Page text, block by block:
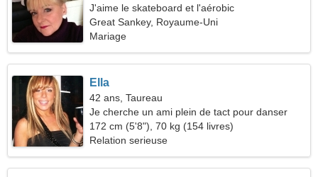
J'aime le skateboard et l'aérobic
Great Sankey, Royaume-Uni
Mariage
Ella
42 ans, Taureau
Je cherche un ami plein de tact pour danser
172 cm (5'8"), 70 kg (154 livres)
Relation serieuse